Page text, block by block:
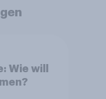
Wie will